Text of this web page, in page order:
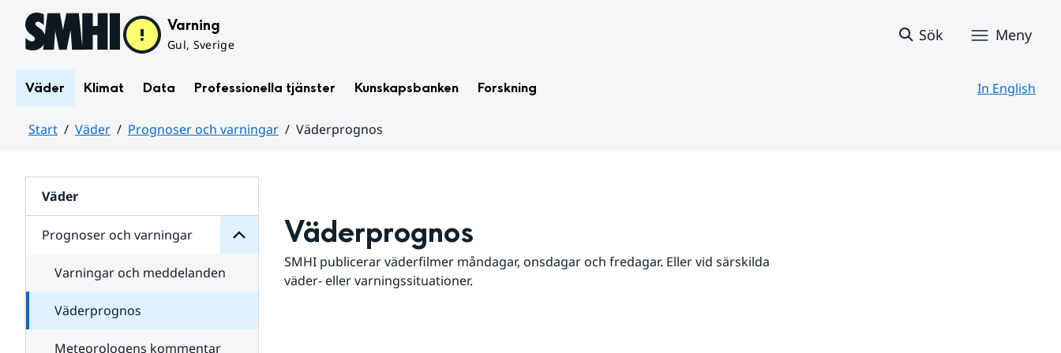
Hoppa till sidans innehåll Varning
Gul, Sverige
Sök Meny
Väder Klimat Data Professionella tjänster Kunskapsbanken Forskning In English
Start Väder Prognoser och varningar
Väderprognos
Väder
Prognoser och varningar
för
varningar
Varningar och meddelanden
Väderprognos
Meteorologens kommentar
Väderprognos
SMHI publicerar väderfilmer måndagar, onsdagar och fredagar. Eller vid särskilda
väder- eller varningssituationer.